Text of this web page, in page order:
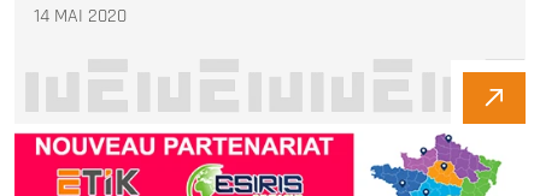
14 MAI 2020